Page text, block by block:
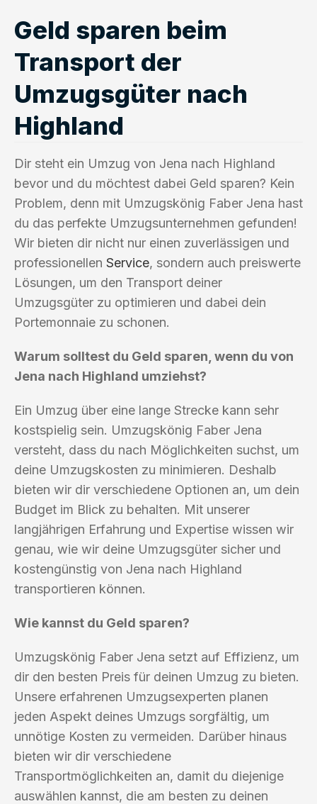
Geld sparen beim
Transport der
Umzugsgüter nach
Highland
Dir steht ein Umzug von Jena nach Highland
bevor und du möchtest dabei Geld sparen? Kein
Problem, denn mit Umzugskönig Faber Jena hast
du das perfekte Umzugsunternehmen gefunden!
Wir bieten dir nicht nur einen zuverlässigen und
professionellen Service, sondern auch preiswerte
Lösungen, um den Transport deiner
Umzugsgüter zu optimieren und dabei dein
Portemonnaie zu schonen.
Warum solltest du Geld sparen, wenn du von
Jena nach Highland umziehst?
Ein Umzug über eine lange Strecke kann sehr
kostspielig sein. Umzugskönig Faber Jena
versteht, dass du nach Möglichkeiten suchst, um
deine Umzugskosten zu minimieren. Deshalb
bieten wir dir verschiedene Optionen an, um dein
Budget im Blick zu behalten. Mit unserer
langjährigen Erfahrung und Expertise wissen wir
genau, wie wir deine Umzugsgüter sicher und
kostengünstig von Jena nach Highland
transportieren können.
Wie kannst du Geld sparen?
Umzugskönig Faber Jena setzt auf Effizienz, um
dir den besten Preis für deinen Umzug zu bieten.
Unsere erfahrenen Umzugsexperten planen
jeden Aspekt deines Umzugs sorgfältig, um
unnötige Kosten zu vermeiden. Darüber hinaus
bieten wir dir verschiedene
Transportmöglichkeiten an, damit du diejenige
auswählen kannst, die am besten zu deinen